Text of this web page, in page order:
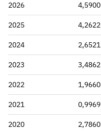
2026
2025
2024
2023
2022
2021
2020